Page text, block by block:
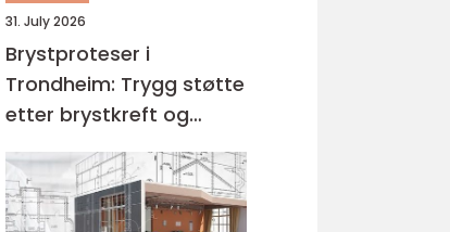
31. July 2026
Brystproteser i
Trondheim: Trygg støtte
etter brystkreft og
operasjon